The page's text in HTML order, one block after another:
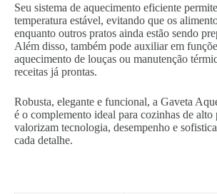
Seu sistema de aquecimento eficiente
temperatura estável, evitando que os
enquanto outros pratos ainda estão sendo
Além disso, também pode auxiliar em
aquecimento de louças ou manutenção
receitas já prontas.
Robusta, elegante e funcional, a Gaveta
é o complemento ideal para cozinhas de alto
valorizam tecnologia, desempenho e
cada detalhe.